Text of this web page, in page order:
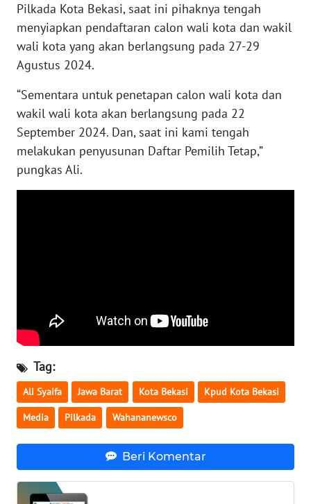
Pilkada Kota Bekasi, saat ini pihaknya tengah
menyiapkan pendaftaran calon wali kota dan wakil
wali kota yang akan berlangsung pada 27-29
Agustus 2024.
“Sementara untuk penetapan calon wali kota dan
wakil wali kota akan berlangsung pada 22
September 2024. Dan, saat ini kami tengah
melakukan penyusunan Daftar Pemilih Tetap,”
pungkas Ali.
Tag:
Ali Syaifa Jawa Barat Kota Bekasi Kpud Kota Bekasi
Media Pilkada Wahananewsco
Beri Komentar
WN
SUMSEL
BENGKULU
LAMPUNG
WN
JATENG
WN
JATIM
WN
BALI
WN
KALTENG